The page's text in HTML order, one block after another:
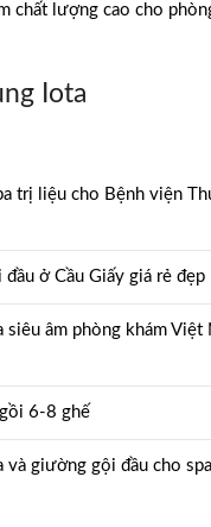
chất lượng cao cho
Iota
trị liệu cho Bệnh viện
ở Cầu Giấy giá rẻ đẹp
siêu âm phòng khám Việt
6-8 ghế
và giường gội đầu cho